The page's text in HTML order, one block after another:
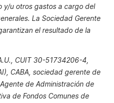
y/u otros gastos a cargo del
La Sociedad Gerente
el resultado de la
CUIT 30-51734206-4,
CABA, sociedad gerente de
de Administración de
de Fondos Comunes de